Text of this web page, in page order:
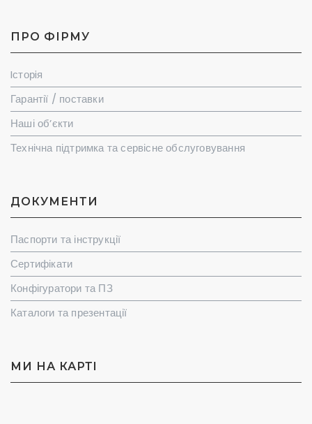
ПРО ФІРМУ
Iсторiя
Гарантії / поставки
Наші об’єкти
Технічна підтримка та сервісне обслуговування
ДОКУМЕНТИ
Паспорти та інструкції
Сертифікати
Конфігуратори та ПЗ
Каталоги та презентації
МИ НА КАРТI